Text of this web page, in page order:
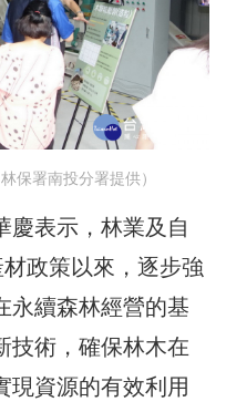
保署南投分署提供）
慶表示，林業及自
政策以來，逐步強
永續森林經營的基
技術，確保林木在
現資源的有效利用